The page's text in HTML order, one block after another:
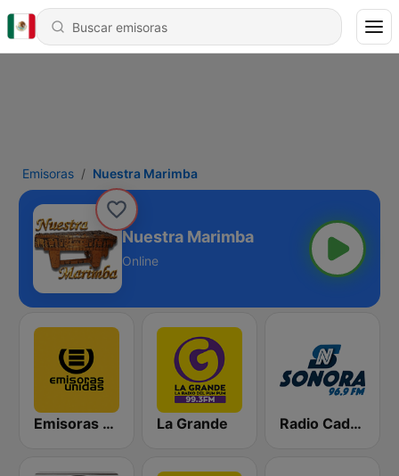
Emisoras Nuestra Marimba
Nuestra Marimba
Online
Emisoras Unidas La Grande Radio Cadena Sonora